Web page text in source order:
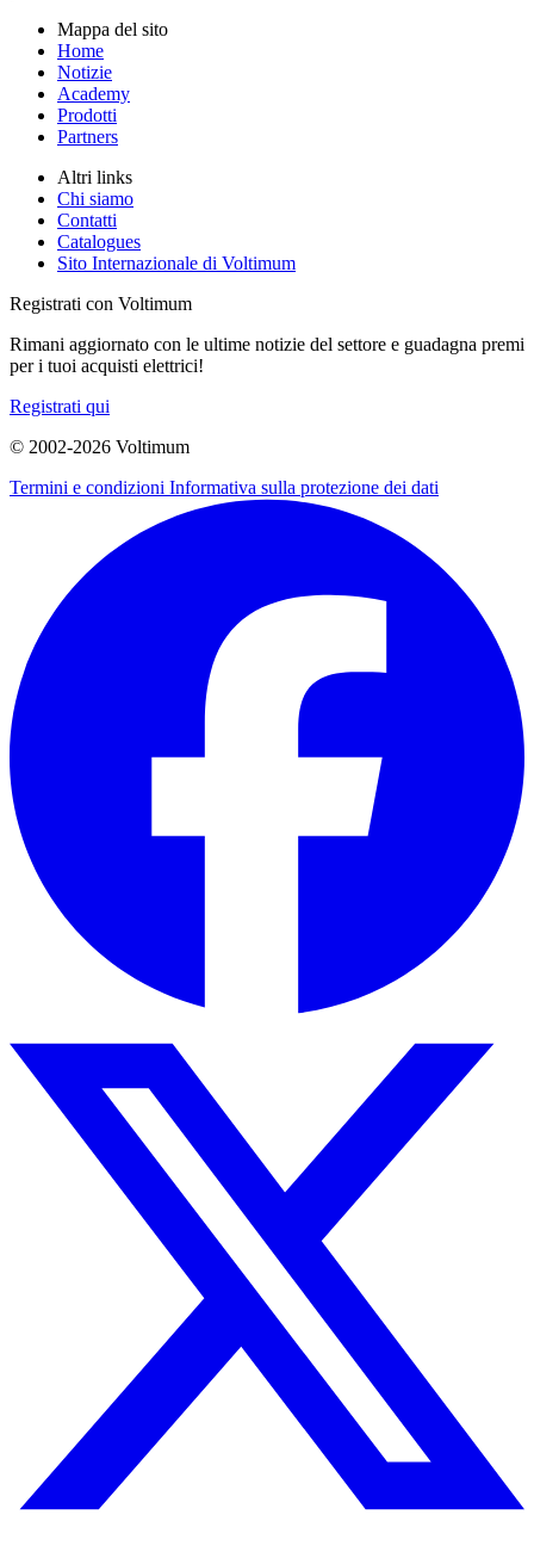
Mappa del sito
Home
Notizie
Academy
Prodotti
Partners
Altri links
Chi siamo
Contatti
Catalogues
Sito Internazionale di Voltimum
Registrati con Voltimum
Rimani aggiornato con le ultime notizie del settore e guadagna premi
per i tuoi acquisti elettrici!
Registrati qui
© 2002-2026 Voltimum
Termini e condizioni Informativa sulla protezione dei dati